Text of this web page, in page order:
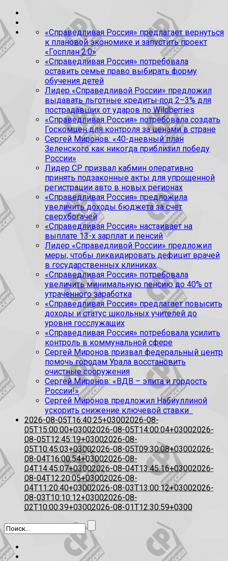
«Справедливая Россия» предлагает вернуться
к плановой экономике и запустить проект
«Госплан 2.0»
«Справедливая Россия» потребовала
оставить семье право выбирать форму
обучения детей
Лидер «Справедливой России» предложил
выдавать льготные кредиты под 2–3% для
пострадавших от ударов по Wildberries
«Справедливая Россия» потребовала создать
Госкомцен для контроля за ценами в стране
Сергей Миронов: «40-дневный план
Зеленского как никогда приблизил победу
России»
Лидер СР призвал кабмин оперативно
принять подзаконные акты для упрощенной
регистрации авто в новых регионах
«Справедливая Россия» предложила
увеличить доходы бюджета за счет
сверхбогачей
«Справедливая Россия» настаивает на
выплате 13-х зарплат и пенсий
Лидер «Справедливой России» предложил
меры, чтобы ликвидировать дефицит врачей
в государственных клиниках
«Справедливая Россия» потребовала
увеличить минимальную пенсию до 40% от
утраченного заработка
«Справедливая Россия» предлагает повысить
доходы и статус школьных учителей до
уровня госслужащих
«Справедливая Россия» потребовала усилить
контроль в коммунальной сфере
Сергей Миронов призвал федеральный центр
помочь городам Урала восстановить
очистные сооружения
Сергей Миронов: «ВДВ – элита и гордость
России!»
Сергей Миронов предложил Набиуллиной
ускорить снижение ключевой ставки
2026-08-05T16:40:25+03002026-08-
05T15:00:00+03002026-08-05T14:00:04+03002026-
08-05T12:45:19+03002026-08-
05T10:45:03+03002026-08-05T09:30:08+03002026-
08-04T16:00:54+03002026-08-
04T14:45:07+03002026-08-04T13:45:16+03002026-
08-04T12:20:05+03002026-08-
04T11:20:40+03002026-08-03T13:00:12+03002026-
08-03T10:10:12+03002026-08-
02T10:00:39+03002026-08-01T12:30:59+0300